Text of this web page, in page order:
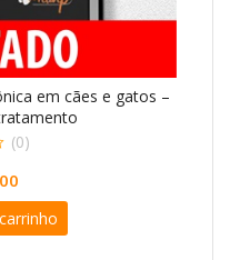
em cães e gatos –
(0)